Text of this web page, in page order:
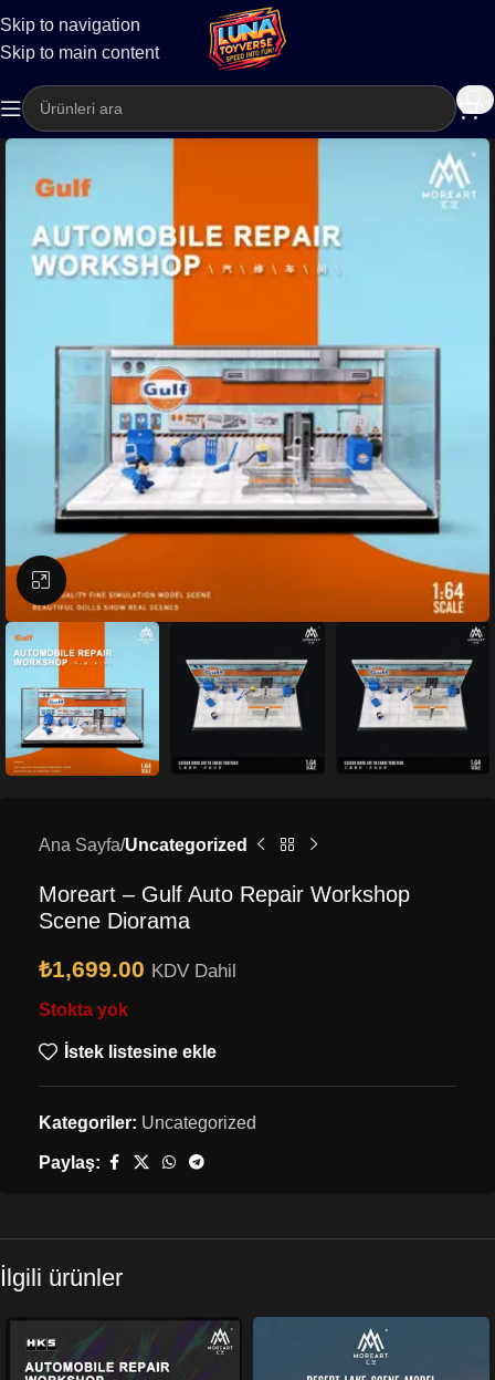
Skip to navigation
Skip to main content
Kargo
Büyütmek için tıklayın
Ana Sayfa Uncategorized
Moreart – Gulf Auto Repair Workshop
Scene Diorama
₺1,699.00 KDV Dahil
Stokta yok
İstek listesine ekle
Kategoriler: Uncategorized
Paylaş:
İlgili ürünler